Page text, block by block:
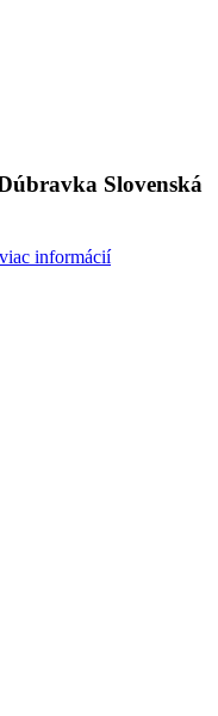
Slovenská
informácií